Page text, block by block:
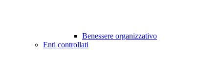
Benessere organizzativo
Enti controllati